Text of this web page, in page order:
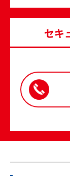
セキ